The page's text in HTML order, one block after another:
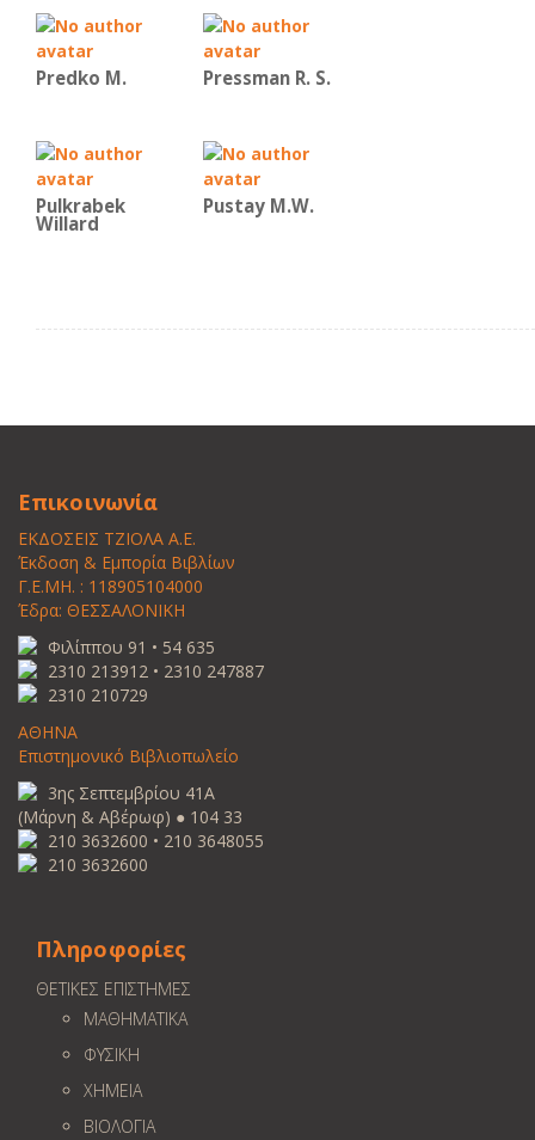
Predko Μ. Pressman R. S.
Pulkrabek
Willard
Pustay M.W.
Επικοινωνία
ΕΚΔΟΣΕΙΣ ΤΖΙΟΛΑ Α.Ε.
Έκδοση & Εμπορία Βιβλίων
Γ.Ε.ΜΗ. : 118905104000
Έδρα: ΘΕΣΣΑΛΟΝΙΚΗ
Φιλίππου 91 • 54 635
2310 213912 • 2310 247887
2310 210729
ΑΘΗΝΑ
Επιστημονικό Βιβλιοπωλείο
3ης Σεπτεμβρίου 41Α
(Μάρνη & Αβέρωφ) ● 104 33
210 3632600 • 210 3648055
210 3632600
Πληροφορίες
ΘΕΤΙΚΕΣ ΕΠΙΣΤΗΜΕΣ
ΜΑΘΗΜΑΤΙΚΑ
ΦΥΣΙΚΗ
ΧΗΜΕΙΑ
ΒΙΟΛΟΓΙΑ